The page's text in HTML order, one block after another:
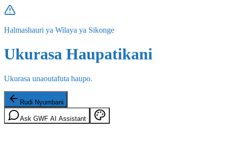
Halmashauri ya Wilaya ya Sikonge
Ukurasa Haupatikani
Ukurasa unaoutafuta haupo.
Rudi Nyumbani
Ask GWF AI Assistant